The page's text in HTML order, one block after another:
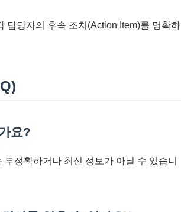
담당자의 후속 조치(Action Item)를 명확하
요?
정확하거나 최신 정보가 아닐 수 있습니